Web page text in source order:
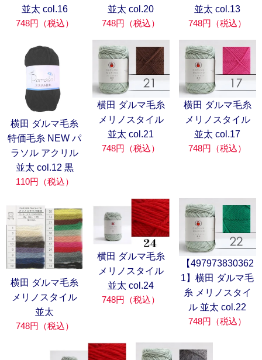
並太 col.16
748円（税込）
並太 col.20
748円（税込）
並太 col.13
748円（税込）
横田 ダルマ毛糸
特価毛糸 NEW パ
ラソル アクリル
並太 col.12 黒
110円（税込）
横田 ダルマ毛糸
メリノスタイル
並太 col.21
748円（税込）
横田 ダルマ毛糸
メリノスタイル
並太 col.17
748円（税込）
横田 ダルマ毛糸
メリノスタイル
並太
748円（税込）
横田 ダルマ毛糸
メリノスタイル
並太 col.24
748円（税込）
【497973830362
1】横田 ダルマ毛
糸 メリノスタイ
ル 並太 col.22
748円（税込）